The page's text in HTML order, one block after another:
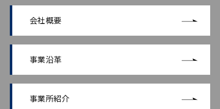
会社概要
事業沿革
事業所紹介